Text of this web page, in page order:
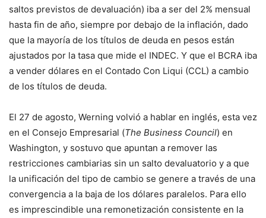
saltos previstos de devaluación) iba a ser del 2% mensual
hasta fin de año, siempre por debajo de la inflación, dado
que la mayoría de los títulos de deuda en pesos están
ajustados por la tasa que mide el INDEC. Y que el BCRA iba
a vender dólares en el Contado Con Liqui (CCL) a cambio
de los títulos de deuda.
El 27 de agosto, Werning volvió a hablar en inglés, esta vez
en el Consejo Empresarial (The Business Council) en
Washington, y sostuvo que apuntan a remover las
restricciones cambiarias sin un salto devaluatorio y a que
la unificación del tipo de cambio se genere a través de una
convergencia a la baja de los dólares paralelos. Para ello
es imprescindible una remonetización consistente en la